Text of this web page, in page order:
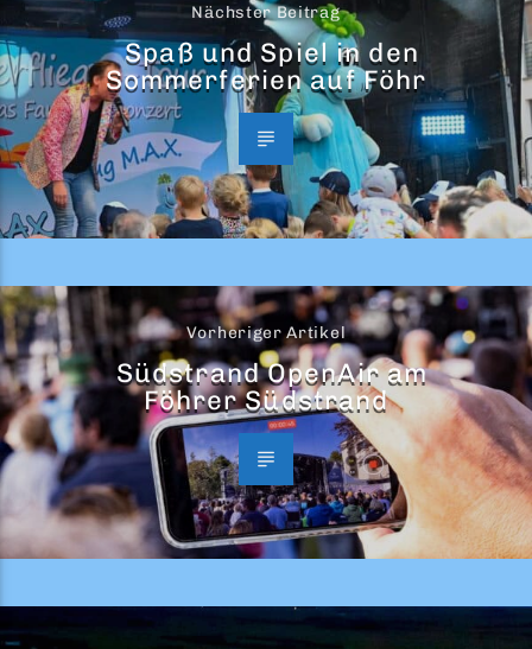
Nächster Beitrag
Spaß und Spiel in den
Sommerferien auf Föhr
Vorheriger Artikel
Südstrand OpenAir am
Föhrer Südstrand